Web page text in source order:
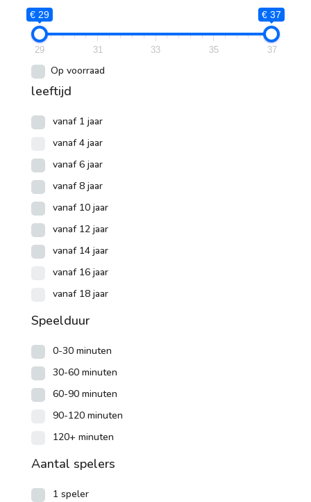
€ 29 € 37
29 31 33 35 37
Op voorraad
leeftijd
vanaf 1 jaar
vanaf 4 jaar
vanaf 6 jaar
vanaf 8 jaar
vanaf 10 jaar
vanaf 12 jaar
vanaf 14 jaar
vanaf 16 jaar
vanaf 18 jaar
Speelduur
0-30 minuten
30-60 minuten
60-90 minuten
90-120 minuten
120+ minuten
Aantal spelers
1 speler